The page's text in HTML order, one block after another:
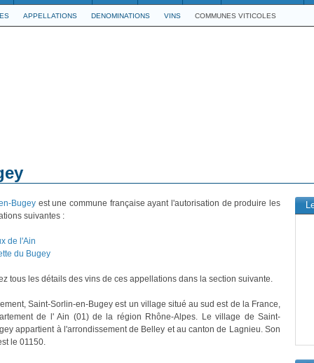
APPELLATIONS DENOMINATIONS VINS COMMUNES VITICOLES
Bugey est une commune française ayant l'autorisation de produire les
suivantes :
de l'Ain
du Bugey
tous les détails des vins de ces appellations dans la section suivante.
Saint-Sorlin-en-Bugey est un village situé au sud est de la France,
de l' Ain (01) de la région Rhône-Alpes. Le village de Saint-
appartient à l'arrondissement de Belley et au canton de Lagnieu. Son
le 01150.